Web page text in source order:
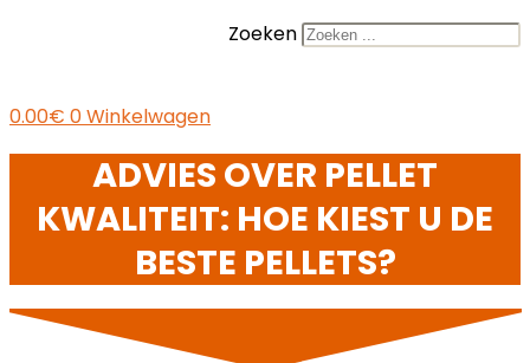
Zoeken
0.00€ 0Winkelwagen
ADVIES OVER PELLET
KWALITEIT: HOE KIEST U DE
BESTE PELLETS?